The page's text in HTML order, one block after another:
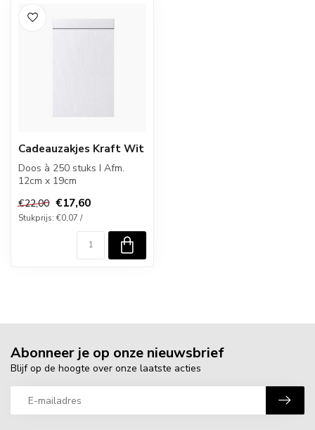
Cadeauzakjes Kraft Wit
Doos à 250 stuks I Afm.
12cm x 19cm
€22,00 €17,60
Stukprijs: €0,07 /
Abonneer je op onze nieuwsbrief
Blijf op de hoogte over onze laatste acties